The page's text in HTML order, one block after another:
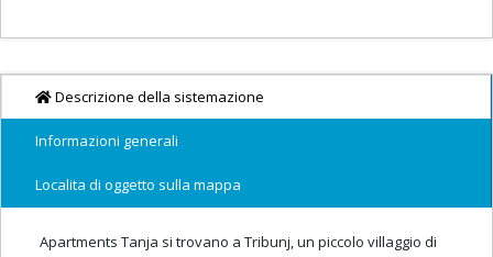
Descrizione della sistemazione
Informazioni generali
Localita di oggetto sulla mappa
Apartments Tanja si trovano a Tribunj, un piccolo villaggio di